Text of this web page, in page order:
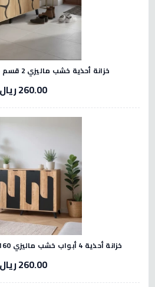
خزانة أحذية خشب ماليزي 2 قسم 5 أدوار - بيج واسود
260.00 ريال
خزانة أحذية 4 أبواب خشب ماليزي 160 سم - خشبي مع أسود
260.00 ريال